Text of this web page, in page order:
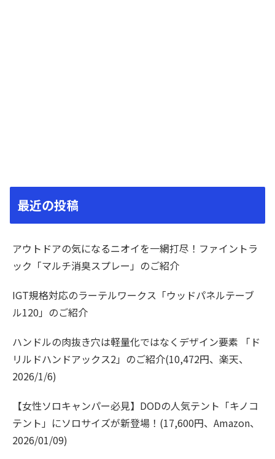
最近の投稿
アウトドアの気になるニオイを一網打尽！ファイントラ
ック「マルチ消臭スプレー」のご紹介
IGT規格対応のラーテルワークス「ウッドパネルテーブ
ル120」のご紹介
ハンドルの肉抜き穴は軽量化ではなくデザイン要素 「ド
リルドハンドアックス2」のご紹介(10,472円、楽天、
2026/1/6)
【女性ソロキャンパー必見】DODの人気テント「キノコ
テント」にソロサイズが新登場！(17,600円、Amazon、
2026/01/09)